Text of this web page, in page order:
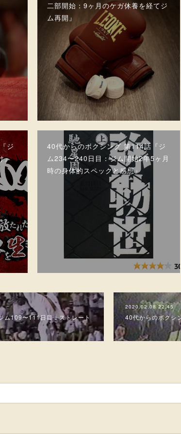
二部開始：9ヶ月のケガ休養を経てジ
ム再開』
ジ
』
40代からのボクシング 第114話『ジ
ム234〜240日目：ジム開始2年5ヶ月
時の身体的スペックと感想』
ム109〜111日目：ストレート
2020.02.08 22:45
40代からのボクシ